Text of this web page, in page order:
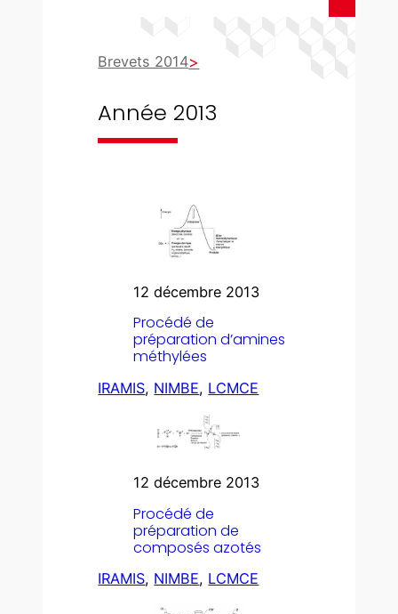
Brevets 2014
Année 2013
12 décembre 2013
Procédé de
préparation d’amines
méthylées
IRAMIS, NIMBE, LCMCE
12 décembre 2013
Procédé de
préparation de
composés azotés
IRAMIS, NIMBE, LCMCE